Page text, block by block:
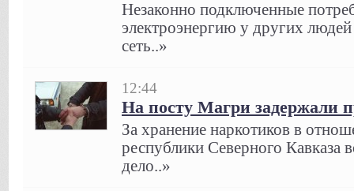
Незаконно подключенные
электроэнергию у других
сеть..»
12:44
На посту Магри задержали
За хранение наркотиков в
республики Северного Кавказа
дело..»